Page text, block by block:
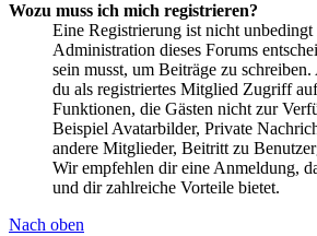
Wozu muss ich mich registrieren?
Eine Registrierung ist nicht
Administration dieses Forums
sein musst, um Beiträge zu
du als registriertes Mitglied Zugriff
Funktionen, die Gästen nicht zur
Beispiel Avatarbilder, Private
andere Mitglieder, Beitritt zu
Wir empfehlen dir eine Anmeldung,
und dir zahlreiche Vorteile bietet.
Nach oben